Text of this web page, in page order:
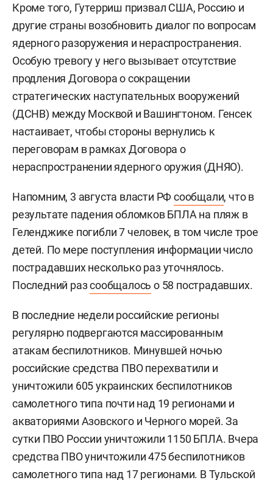
Кроме того, Гутерриш призвал США, Россию и
другие страны возобновить диалог по вопросам
ядерного разоружения и нераспространения.
Особую тревогу у него вызывает отсутствие
продления Договора о сокращении
стратегических наступательных вооружений
(ДСНВ) между Москвой и Вашингтоном. Генсек
настаивает, чтобы стороны вернулись к
переговорам в рамках Договора о
нераспространении ядерного оружия (ДНЯО).
Напомним, 3 августа власти РФсообщали, что в
результате падения обломков БПЛА на пляж в
Геленджике погибли 7 человек, в том числе трое
детей. По мере поступления информации число
пострадавших несколько раз уточнялось.
Последний разсообщалось о 58 пострадавших.
В последние недели российские регионы
регулярно подвергаются массированным
атакам беспилотников. Минувшей ночью
российские средства ПВО перехватили и
уничтожили 605 украинских беспилотников
самолетного типа почти над 19 регионами и
акваториями Азовского и Черного морей. За
сутки ПВО России уничтожили 1150 БПЛА. Вчера
средства ПВО уничтожили 475 беспилотников
самолетного типа над 17 регионами. В Тульской